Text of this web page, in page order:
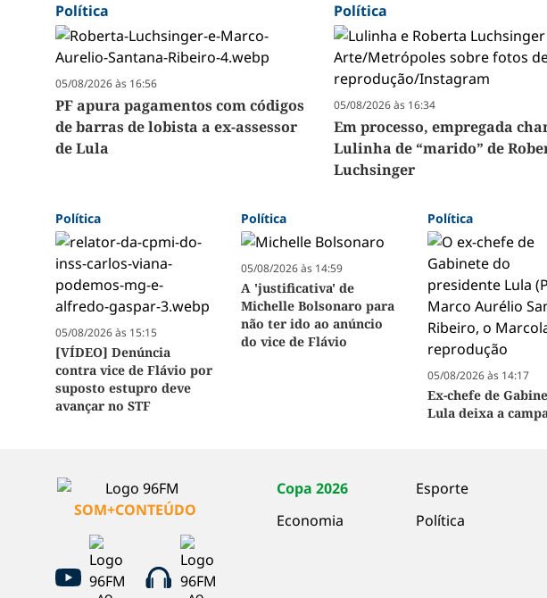
Política
05/08/2026 às 16:56
PF apura pagamentos com códigos
de barras de lobista a ex-assessor
de Lula
Política
05/08/2026 às 16:34
Em processo, empregada
Lulinha de “marido” de
Luchsinger
Política
05/08/2026 às 15:15
[VÍDEO] Denúncia
contra vice de Flávio por
suposto estupro deve
avançar no STF
Política
05/08/2026 às 14:59
A 'justificativa' de
Michelle Bolsonaro para
não ter ido ao anúncio
do vice de Flávio
Política
05/08/2026 às 14:17
Ex-chefe de
Lula deixa a
SOM+CONTEÚDO
Copa 2026
Economia
Esporte
Política